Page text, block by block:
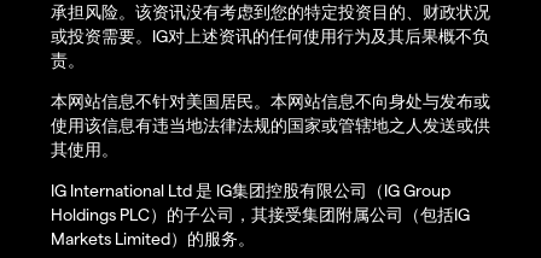
承担风险。该资讯没有考虑到您的特定投资目的、财政状况
或投资需要。IG对上述资讯的任何使用行为及其后果概不负
责。
本网站信息不针对美国居民。本网站信息不向身处与发布或
使用该信息有违当地法律法规的国家或管辖地之人发送或供
其使用。
IG International Ltd 是 IG集团控股有限公司（IG Group
Holdings PLC）的子公司，其接受集团附属公司（包括IG
Markets Limited）的服务。